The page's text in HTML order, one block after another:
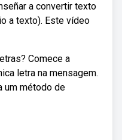
a convertir texto
a texto). Este vídeo
Comece a
letra na mensagem.
um método de